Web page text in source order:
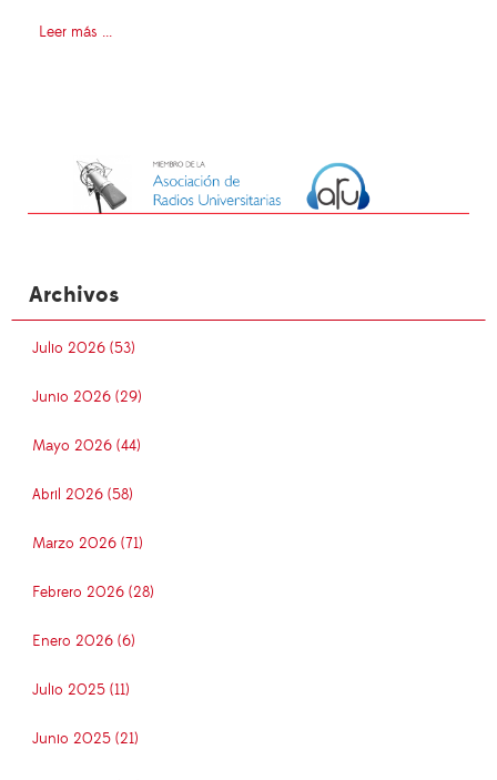
Leer más ...
Archivos
Julio 2026 (53)
Junio 2026 (29)
Mayo 2026 (44)
Abril 2026 (58)
Marzo 2026 (71)
Febrero 2026 (28)
Enero 2026 (6)
Julio 2025 (11)
Junio 2025 (21)